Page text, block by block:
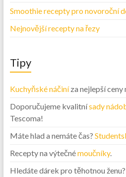
Smoothie recepty pro novoroční
Nejnovější recepty na řezy
Tipy
Kuchyňské náčiníza nejlepší ceny
Doporučujeme kvalitnísady
Tescoma!
Máte hlad a nemáte čas?
Recepty na výtečnémoučníky.
Hledáte dárek pro těhotnou